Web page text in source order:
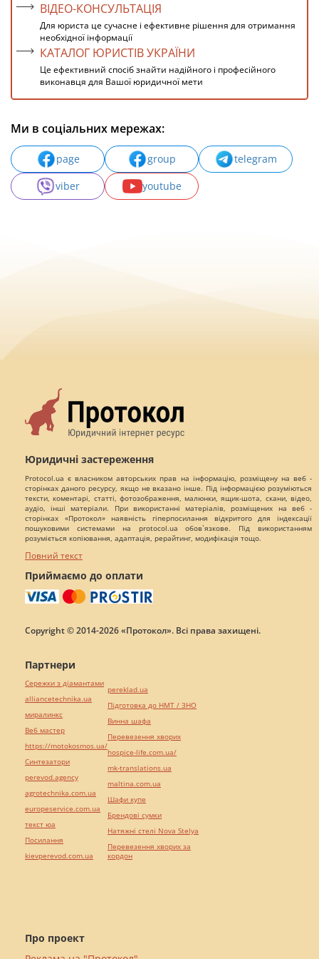
ВІДЕО-КОНСУЛЬТАЦІЯ
Для юриста це сучасне і ефективне рішення для отримання
необхідної інформації
КАТАЛОГ ЮРИСТІВ УКРАЇНИ
Це ефективний спосіб знайти надійного і професійного
виконавця для Вашої юридичної мети
Ми в соціальних мережах:
page group
telegram
viber
youtube
Юридичні застереження
Protocol.ua є власником авторських прав на інформацію, розміщену на веб -
сторінках даного ресурсу, якщо не вказано інше. Під інформацією розуміються
тексти, коментарі, статті, фотозображення, малюнки, ящик-шота, скани, відео,
аудіо, інші матеріали. При використанні матеріалів, розміщених на веб -
сторінках «Протокол» наявність гіперпосилання відкритого для індексації
пошуковими системами на protocol.ua обов`язкове. Під використанням
розуміється копіювання, адаптація, рерайтинг, модифікація тощо.
Повний текст
Приймаємо до оплати
Copyright © 2014-2026 «Протокол». Всі права захищені.
Про проект
Партнери
Сережки з діамантами
alliancetechnika.ua
миралинкс
Веб мастер
https://motokosmos.ua/
Синтезатори
perevod.agency
agrotechnika.com.ua
europeservice.com.ua
текст юа
Посилання
kievperevod.com.ua
pereklad.ua
Підготовка до НМТ / ЗНО
Винна шафа
Перевезення хворих
hospice-life.com.ua/
mk-translations.ua
maltina.com.ua
Шафи купе
Брендові сумки
Натяжні стелі Nova Stelya
Перевезення хворих за
кордон